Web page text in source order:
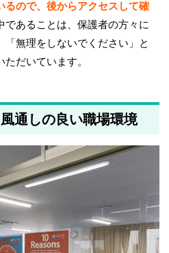
るので、後からアクセスして確
であることは、保護者の方々に
「無理をしないでください」と
だいています。
通しの良い職場環境